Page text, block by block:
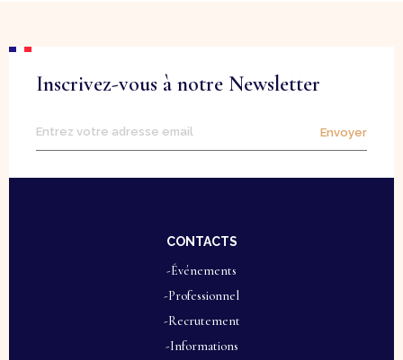
Inscrivez-vous à notre Newsletter
Envoyer
CONTACTS
-Événements
-Professionnel
-Recrutement
-Informations